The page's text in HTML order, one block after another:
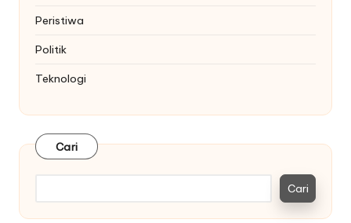
Peristiwa
Politik
Teknologi
Cari
Cari